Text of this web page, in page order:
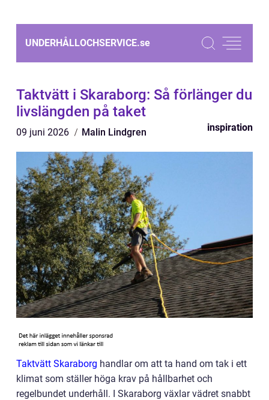
UNDERHÅLLOCHSERVICE.se
Taktvätt i Skaraborg: Så förlänger du
livslängden på taket
09 juni 2026 Malin Lindgren inspiration
Taktvätt Skaraborg handlar om att ta hand om tak i ett
klimat som ställer höga krav på hållbarhet och
regelbundet underhåll. I Skaraborg växlar vädret snabbt